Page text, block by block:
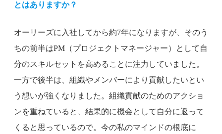
とはありますか？
オーリーズに入社してから約7年になりますが、そのう
ちの前半はPM（プロジェクトマネージャー）として自
分のスキルセットを高めることに注力していました。
一方で後半は、組織やメンバーにより貢献したいとい
う想いが強くなりました。組織貢献のためのアクショ
ンを重ねていると、結果的に機会として自分に返って
くると思っているので。今の私のマインドの根底に